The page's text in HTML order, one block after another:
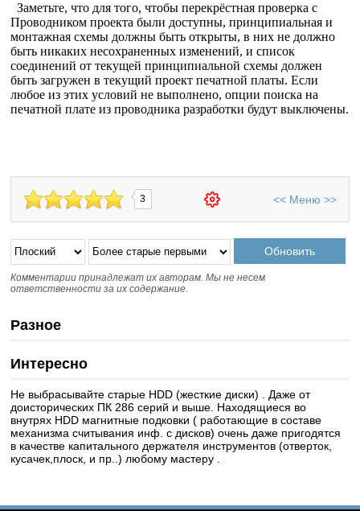
Заметьте, что для того, чтобы перекрёстная проверка с
Проводником проекта были доступны, принципиальная и
монтажная схемы должны быть открыты, в них не должно
быть никаких несохраненных изменений, и список
соединений от текущей принципиальной схемы должен
быть загружен в текущий проект печатной платы. Если
любое из этих условий не выполнено, опции поиска на
печатной плате из проводника разработки будут выключены.
3 << Меню >>
Комментарии принадлежат их авторам. Мы не несем
ответственности за их содержание.
Разное
Интересно
Не выбрасывайте старые HDD (жесткие диски) . Даже от
доисторических ПК 286 серий и выше. Находящиеся во
внутрях HDD магнитные подковки ( работающие в составе
механизма считывания инф. с дисков) очень даже пригодятся
в качестве капитального держателя инструментов (отверток,
кусачек,плоск, и пр..) любому мастеру .